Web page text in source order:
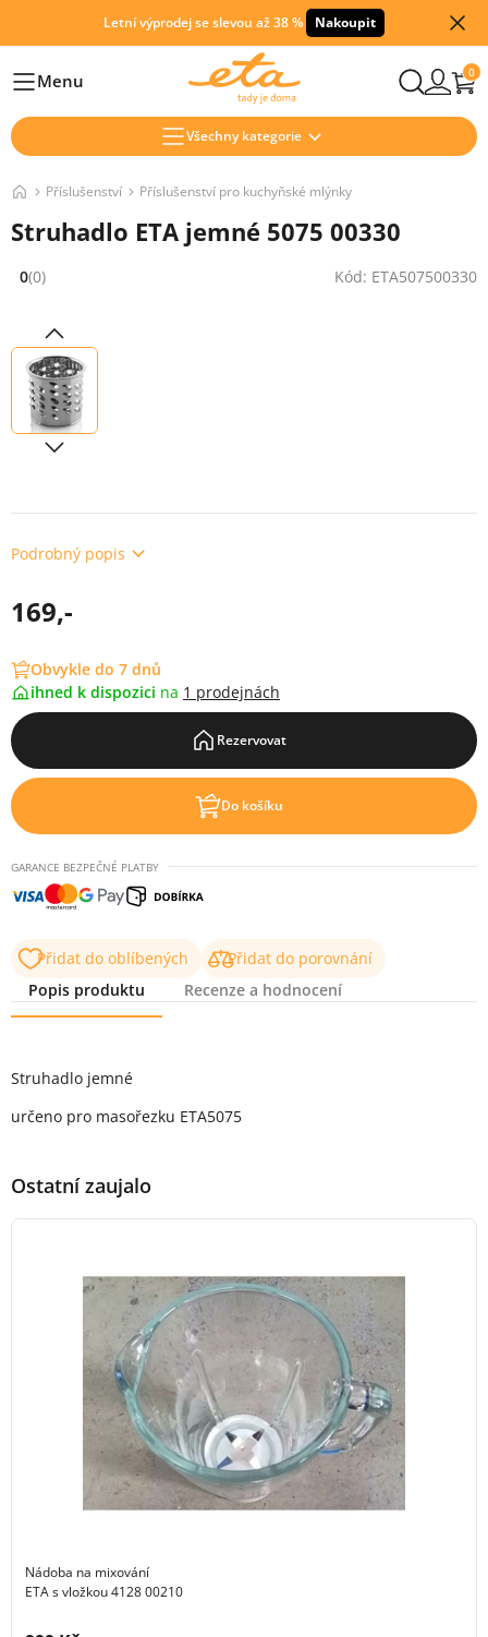
Letní výprodej se slevou až 38 % Nakoupit
HlavníMenu 0
Všechny kategorie
Příslušenství Příslušenství pro kuchyňské mlýnky
Struhadlo ETA jemné 5075 00330
Hodnocení: 0 z 5 (0 recenzí)
0(0) Kód: ETA507500330
Podrobný popis
169,-
Obvykle do 7 dnů
ihned k dispozici na 1 prodejnách
Rezervovat
Do košíku
GARANCE BEZPEČNÉ PLATBY
Přidat do oblíbených
Přidat do porovnání
Popis produktu
Recenze a hodnocení
Struhadlo jemné
určeno pro masořezku ETA5075
Ostatní zaujalo
Nádoba na mixování
ETA s vložkou 4128 00210